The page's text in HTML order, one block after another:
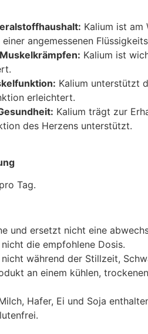
Kalium ist am
angemessenen
Kalium ist
: Kalium unterstützt
erleichtert.
Kalium trägt zur
des Herzens unterstützt.
Tag.
und ersetzt nicht eine
die empfohlene Dosis.
nicht während der Stillzeit,
an einem kühlen,
Hafer, Ei und Soja